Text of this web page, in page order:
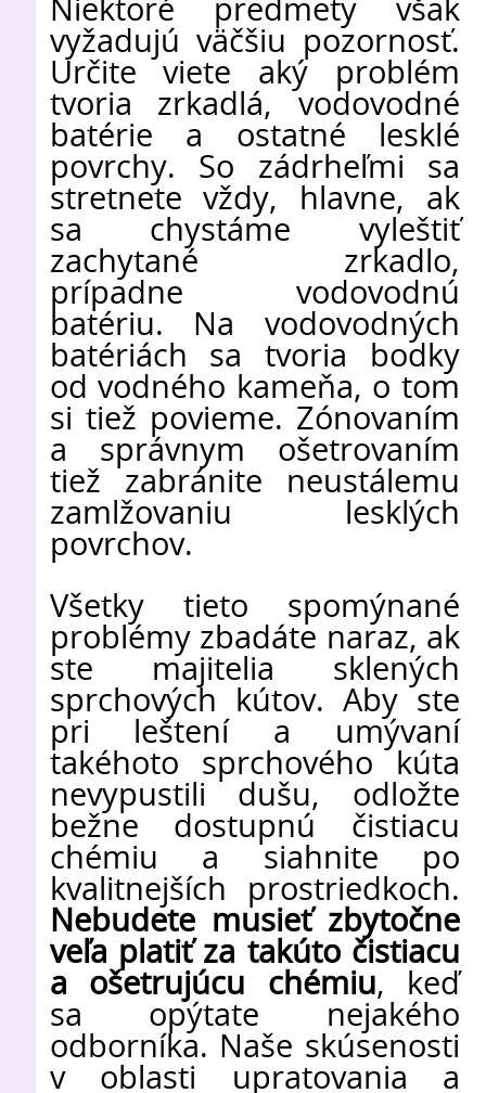
Niektoré predmety však
vyžadujú väčšiu pozornosť.
Určite viete aký problém
tvoria zrkadlá, vodovodné
batérie a ostatné lesklé
povrchy. So zádrheľmi sa
stretnete vždy, hlavne, ak
sa chystáme vyleštiť
zachytané zrkadlo,
prípadne vodovodnú
batériu. Na vodovodných
batériách sa tvoria bodky
od vodného kameňa, o tom
si tiež povieme. Zónovaním
a správnym ošetrovaním
tiež zabránite neustálemu
zamlžovaniu lesklých
povrchov.
Všetky tieto spomýnané
problémy zbadáte naraz, ak
ste majitelia sklených
sprchových kútov. Aby ste
pri leštení a umývaní
takéhoto sprchového kúta
nevypustili dušu, odložte
bežne dostupnú čistiacu
chémiu a siahnite po
kvalitnejších prostriedkoch.
Nebudete musieť zbytočne
veľa platiť za takúto čistiacu
a ošetrujúcu chémiu, keď
sa opýtate nejakého
odborníka. Naše skúsenosti
v oblasti upratovania a